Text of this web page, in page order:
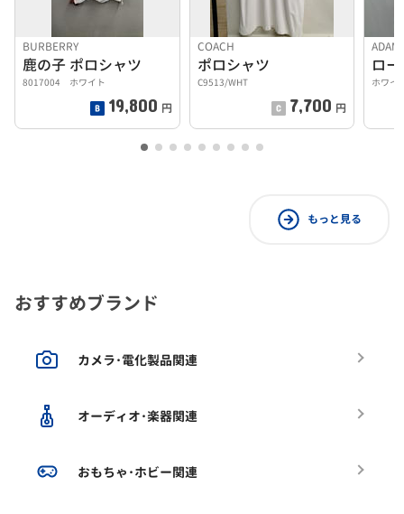
BURBERRY
鹿の子 ポロシャツ
8017004 ホワイト
19,800 円
COACH
ポロシャツ
C9513/WHT
7,700 円
ADAM
ホワイ
もっと見る
おすすめブランド
カメラ･電化製品関連
オーディオ･楽器関連
おもちゃ･ホビー関連